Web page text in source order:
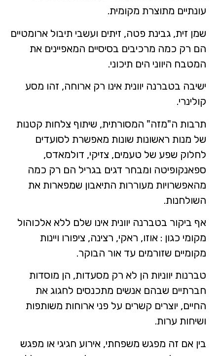
המטבחים הללו מתגאים בשימוש במרכיבים
שמן זית, גבינת פטה, זיתים ועשבי תיבול ארומטיים
הם רק כמה מרכיבים בסיסיים המאפיינים את
ישיבה בטברנה יוונית אינו רק ארוחה, זהו מסע
תרבות ה"מזה" המסורתית, שיתוף צלחות קטנות
של מנות ראשונות שונות מאפשרת לסועדים
לחלוק שפע של טעמים, צזיקי, דולמאדס,
ספאנקופיטה ומבחר דגים בגריל הם רק כמה
מהאפשרויות מעוררות התיאבון שמפארות את
אף ביקור בטברנה יוונית אינו שלם ללא אלכוהול
מקומי כגון : אוזו, ראקי, רצינה, ציפורו ויינות
טברנות יווניות הן לא רק מסעדות, הן מוסדות
חברתיים שבהם אנשים מתכנסים לחגוג את
החיים, יוצרים קשרים על פני ארוחות משותפות